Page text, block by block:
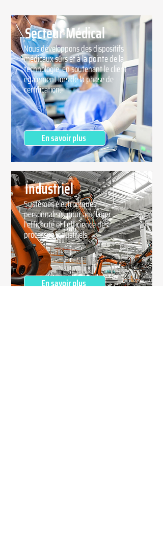
Secteur Médical
Nous développons des dispositifs
médicaux sûrs et à la pointe de la
technologie, en soutenant le client
également lors de la phase de
certification.
En savoir plus
Industriel
Systèmes électroniques
personnalisés pour améliorer
l'efficacité et l'efficience des
processus industriels.
En savoir plus